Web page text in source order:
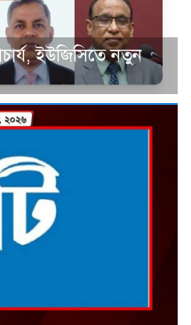
ইউজিসিতে নতুন